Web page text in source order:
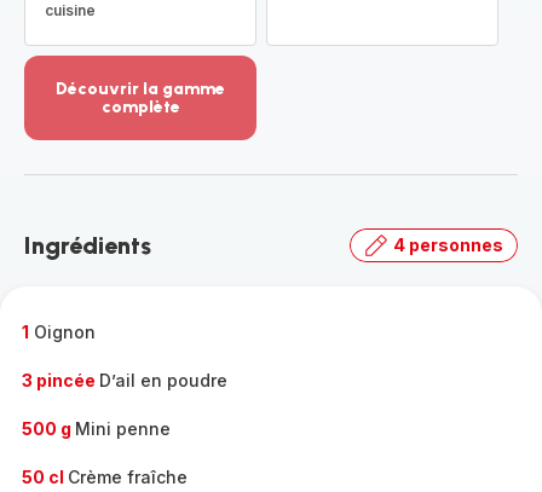
cuisine
Découvrir la gamme
complète
-
gamme
Ingrédients 4 personnes
1 Oignon
3 pincée D’ail en poudre
500 g Mini penne
50 cl Crème fraîche